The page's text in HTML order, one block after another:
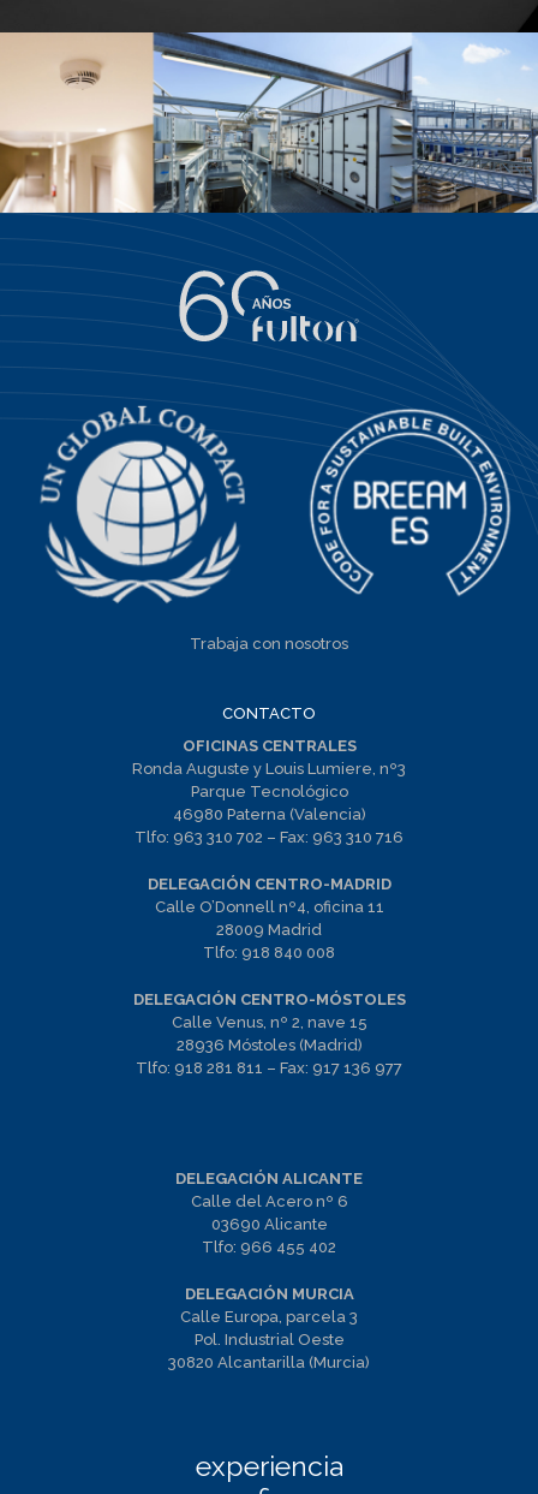
Trabaja con nosotros
CONTACTO
OFICINAS CENTRALES
Ronda Auguste y Louis Lumiere, nº3
Parque Tecnológico
46980 Paterna (Valencia)
Tlfo: 963 310 702 – Fax: 963 310 716
DELEGACIÓN CENTRO-MADRID
Calle O’Donnell nº4, oficina 11
28009 Madrid
Tlfo: 918 840 008
DELEGACIÓN CENTRO-MÓSTOLES
Calle Venus, nº 2, nave 15
28936 Móstoles (Madrid)
Tlfo: 918 281 811 – Fax: 917 136 977
DELEGACIÓN ALICANTE
Calle del Acero nº 6
03690 Alicante
Tlfo: 966 455 402
DELEGACIÓN MURCIA
Calle Europa, parcela 3
Pol. Industrial Oeste
30820 Alcantarilla (Murcia)
experiencia